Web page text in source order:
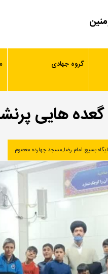
گروه جهادی
هایی
بسیج امام رضا,مسجد چهارده معصوم